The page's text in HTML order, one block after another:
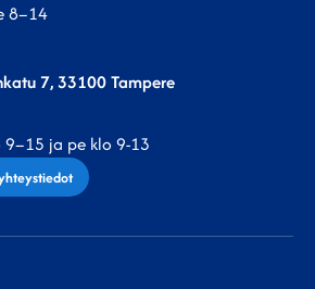
8–14
7, 33100 Tampere
ja pe klo 9-13